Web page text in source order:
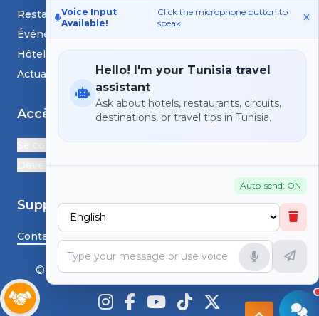
Voice Input
Available!
Click the microphone button to
speak.
Hello! I'm your Tunisia travel
assistant
Ask about hotels, restaurants, circuits,
destinations, or travel tips in Tunisia.
Auto-send: ON
Restaurants
Événements
Hôtels
Actualités et blogs
Accès
Se connecter
Support
Contactez-nous
© HS TunisiaGoTravel - Tous droits réservés.